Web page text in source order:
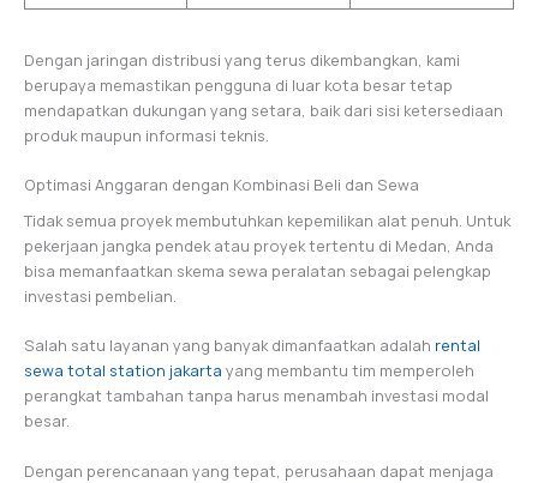
Dengan jaringan distribusi yang terus dikembangkan, kami
berupaya memastikan pengguna di luar kota besar tetap
mendapatkan dukungan yang setara, baik dari sisi ketersediaan
produk maupun informasi teknis.
Optimasi Anggaran dengan Kombinasi Beli dan Sewa
Tidak semua proyek membutuhkan kepemilikan alat penuh. Untuk
pekerjaan jangka pendek atau proyek tertentu di Medan, Anda
bisa memanfaatkan skema sewa peralatan sebagai pelengkap
investasi pembelian.
Salah satu layanan yang banyak dimanfaatkan adalah rental
sewa total station jakarta yang membantu tim memperoleh
perangkat tambahan tanpa harus menambah investasi modal
besar.
Dengan perencanaan yang tepat, perusahaan dapat menjaga